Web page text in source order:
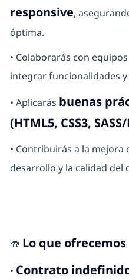
responsive,
óptima.
• Colaborarás con
integrar funcionalidades
• Aplicarás buenas
(HTML5, CSS3, SASS/
• Contribuirás a la
desarrollo y la calidad del
🎁 Lo que ofrecemos
• Contrato